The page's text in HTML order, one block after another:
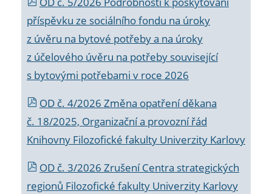
příspěvku ze sociálního fondu na úroky
z úvěru na bytové potřeby a na úroky
z účelového úvěru na potřeby související
s bytovými potřebami v roce 2026
OD č. 4/2026 Změna opatření děkana
č. 18/2025, Organizační a provozní řád
Knihovny Filozofické fakulty Univerzity Karlovy
OD č. 3/2026 Zrušení Centra strategických
regionů Filozofické fakulty Univerzity Karlovy